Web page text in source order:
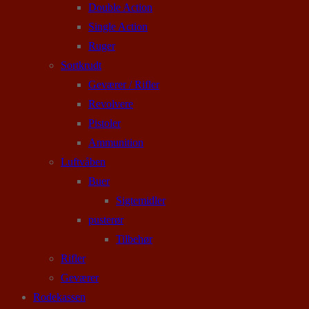
Double Action
Single Action
Ruger
Sortkrudt
Geværer / Rifler
Revolvere
Pistoler
Ammunition
Luftvåben
Buer
Sigtemidler
pusterør
Tilbehør
Rifler
Geværer
Rodekassen